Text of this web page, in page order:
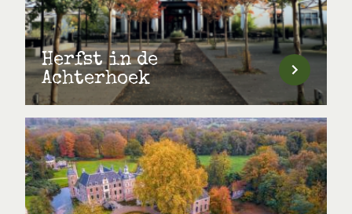
Herfst in de
Achterhoek